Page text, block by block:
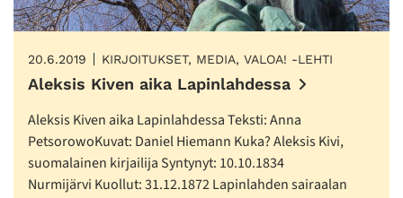
20.6.2019 KIRJOITUKSET, MEDIA, VALOA! -LEHTI
Aleksis Kiven aika Lapinlahdessa
Aleksis Kiven aika Lapinlahdessa Teksti: Anna
PetsorowoKuvat: Daniel Hiemann Kuka? Aleksis Kivi,
suomalainen kirjailija Syntynyt: 10.10.1834
Nurmijärvi Kuollut: 31.12.1872 Lapinlahden sairaalan